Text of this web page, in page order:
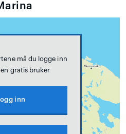
må du logge inn
en gratis bruker
inn